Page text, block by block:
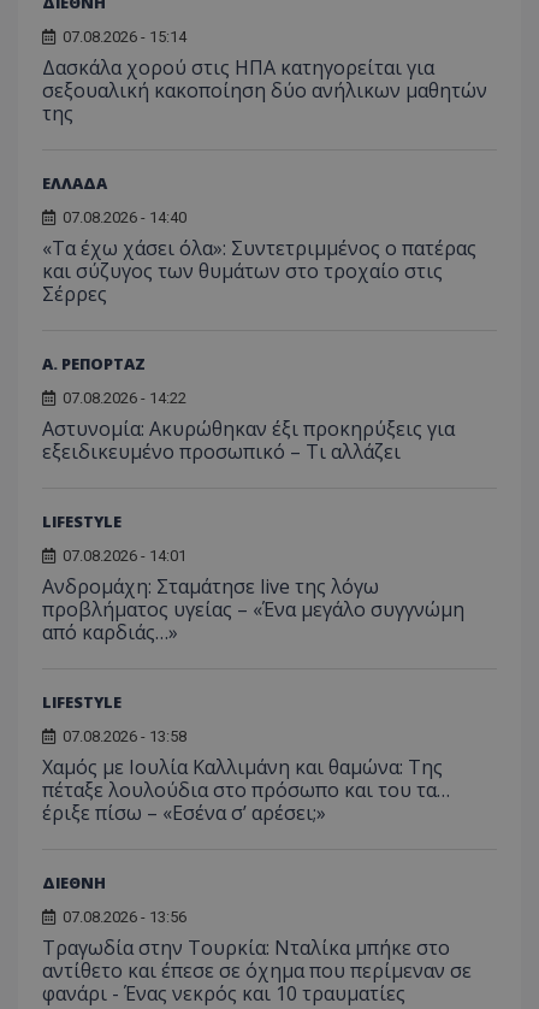
07.08.2026 - 15:14
Δασκάλα χορού στις ΗΠΑ κατηγορείται για
σεξουαλική κακοποίηση δύο ανήλικων μαθητών
της
ΕΛΛΑΔΑ
07.08.2026 - 14:40
«Τα έχω χάσει όλα»: Συντετριμμένος ο πατέρας
και σύζυγος των θυμάτων στο τροχαίο στις
Σέρρες
Α. ΡΕΠΟΡΤΑΖ
07.08.2026 - 14:22
Αστυνομία: Ακυρώθηκαν έξι προκηρύξεις για
εξειδικευμένο προσωπικό – Τι αλλάζει
LIFESTYLE
07.08.2026 - 14:01
Ανδρομάχη: Σταμάτησε live της λόγω
προβλήματος υγείας – «Ένα μεγάλο συγγνώμη
από καρδιάς…»
LIFESTYLE
07.08.2026 - 13:58
Χαμός με Ιουλία Καλλιμάνη και θαμώνα: Της
πέταξε λουλούδια στο πρόσωπο και του τα…
έριξε πίσω – «Εσένα σ’ αρέσει;»
ΔΙΕΘΝΗ
07.08.2026 - 13:56
Τραγωδία στην Τουρκία: Νταλίκα μπήκε στο
αντίθετο και έπεσε σε όχημα που περίμεναν σε
φανάρι - Ένας νεκρός και 10 τραυματίες
_ga_J7RS52TMNC